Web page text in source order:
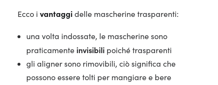
Ecco i vantaggidelle mascherine trasparenti:
una volta indossate, le mascherine sono
praticamente invisibili poiché trasparenti
gli aligner sono rimovibili, ciò significa che
possono essere tolti per mangiare e bere